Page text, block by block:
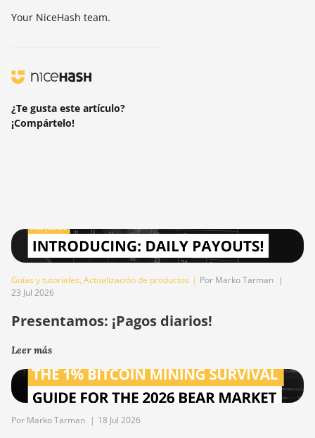
Your NiceHash team.
¿Te gusta este artículo?
¡Compártelo!
Guías y tutoriales, Actualización de productos | Por Marko Tarman |
23 Jul 2026
Presentamos: ¡Pagos diarios!
Leer más
Por Marko Tarman | 18 Jul 2026